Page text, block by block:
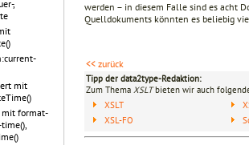
,
mit
mit format-
werden – in diesem Falle sind es acht
Quelldokuments könnten es beliebig
<< zurück
Tipp der data2type-Redaktion:
Zum Thema XSLTbieten wir auch
XSLT
XSL-FO